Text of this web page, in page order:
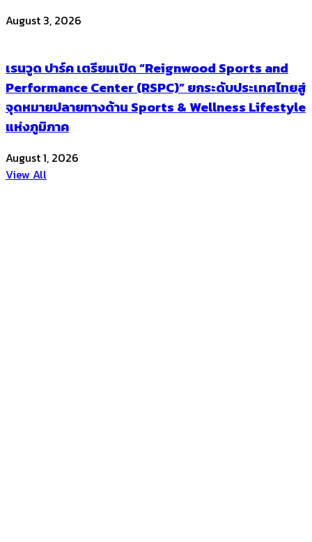
August 3, 2026
เรนวูด ปาร์ค เตรียมเปิด “Reignwood Sports and
Performance Center (RSPC)” ยกระดับประเทศไทยสู่
จุดหมายปลายทางด้าน Sports & Wellness Lifestyle
แห่งภูมิภาค
August 1, 2026
View All